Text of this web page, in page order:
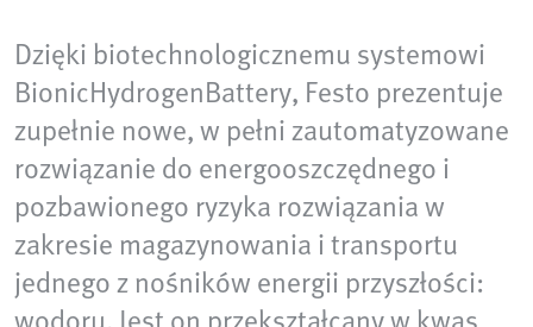
Dzięki biotechnologicznemu systemowi
BionicHydrogenBattery, Festo prezentuje
zupełnie nowe, w pełni zautomatyzowane
rozwiązanie do energooszczędnego i
pozbawionego ryzyka rozwiązania w
zakresie magazynowania i transportu
jednego z nośników energii przyszłości: